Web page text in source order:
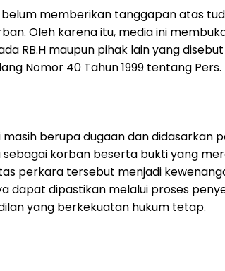
belum memberikan tanggapan atas
Oleh karena itu, media ini
RB.H maupun pihak lain yang
Nomor 40 Tahun 1999 tentang Pers.
berupa dugaan dan didasarkan
korban beserta bukti yang
perkara tersebut menjadi
dapat dipastikan melalui proses
yang berkekuatan hukum tetap.